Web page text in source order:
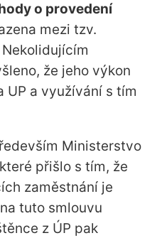
o provedení
mezi tzv.
že jeho výkon
UP a využívání s tím
Ministerstvo
přišlo s tím, že
zaměstnání je
tuto smlouvu
z ÚP pak